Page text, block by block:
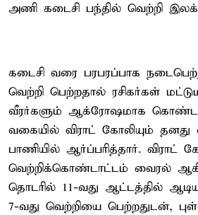
அணி கடைசி பந்தில் வெற்றி
கடைசி வரை பரபரப்பாக
வெற்றி பெற்றதால் ரசிகர்கள்
வீரர்களும் ஆக்ரோஷமாக
வகையில் விராட் கோலியும்
பாணியில் ஆர்ப்பரித்தார். விராட்
வெற்றிக்கொண்டாட்டம் வைரல் ஆகி
தொடரில் 11-வது ஆட்டத்தில்
7-வது வெற்றியை பெற்றதுடன்,